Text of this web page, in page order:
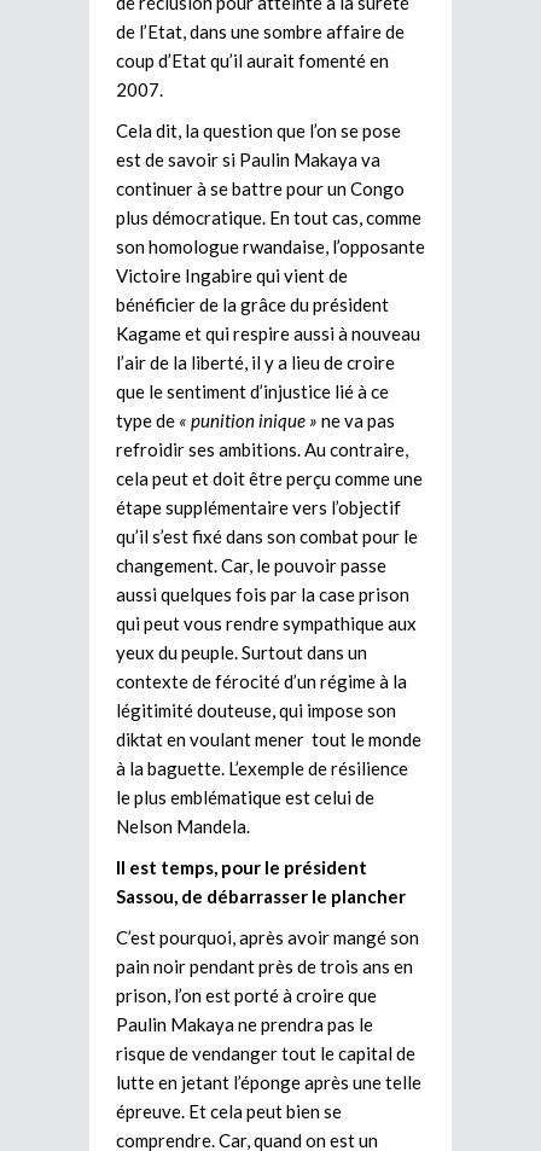
de l’Etat, dans une sombre affaire de
coup d’Etat qu’il aurait fomenté en
2007.
Cela dit, la question que l’on se pose
est de savoir si Paulin Makaya va
continuer à se battre pour un Congo
plus démocratique. En tout cas, comme
son homologue rwandaise, l’opposante
Victoire Ingabire qui vient de
bénéficier de la grâce du président
Kagame et qui respire aussi à nouveau
l’air de la liberté, il y a lieu de croire
que le sentiment d’injustice lié à ce
type de « punition inique » ne va pas
refroidir ses ambitions. Au contraire,
cela peut et doit être perçu comme une
étape supplémentaire vers l’objectif
qu’il s’est fixé dans son combat pour le
changement. Car, le pouvoir passe
aussi quelques fois par la case prison
qui peut vous rendre sympathique aux
yeux du peuple. Surtout dans un
contexte de férocité d’un régime à la
légitimité douteuse, qui impose son
diktat en voulant mener tout le monde
à la baguette. L’exemple de résilience
le plus emblématique est celui de
Nelson Mandela.
Il est temps, pour le président
Sassou, de débarrasser le plancher
C’est pourquoi, après avoir mangé son
pain noir pendant près de trois ans en
prison, l’on est porté à croire que
Paulin Makaya ne prendra pas le
risque de vendanger tout le capital de
lutte en jetant l’éponge après une telle
épreuve. Et cela peut bien se
comprendre. Car, quand on est un